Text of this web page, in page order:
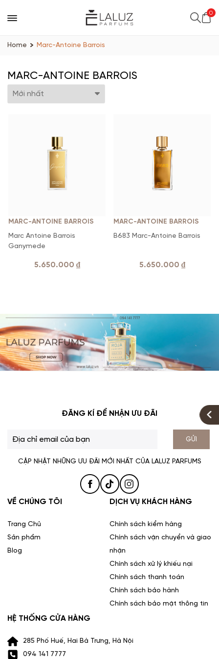
0
Home Marc-Antoine Barrois
MARC-ANTOINE BARROIS
MARC-ANTOINE BARROIS
Marc Antoine Barrois
Ganymede
5.650.000 ₫
MARC-ANTOINE BARROIS
B683 Marc-Antoine Barrois
5.650.000 ₫
ĐĂNG KÍ ĐỂ NHẬN ƯU ĐÃI
GỬI
CẬP NHẬT NHỮNG ƯU ĐÃI MỚI NHẤT CỦA LALUZ PARFUMS
VỀ CHÚNG TÔI
Trang Chủ
Sản phẩm
Blog
DỊCH VỤ KHÁCH HÀNG
Chính sách kiểm hàng
Chính sách vận chuyển và giao
nhận
Chính sách xử lý khiếu nại
Chính sách thanh toán
Chính sách bảo hành
Chính sách bảo mật thông tin
HỆ THỐNG CỬA HÀNG
285 Phố Huế, Hai Bà Trưng, Hà Nội
094 141 7777